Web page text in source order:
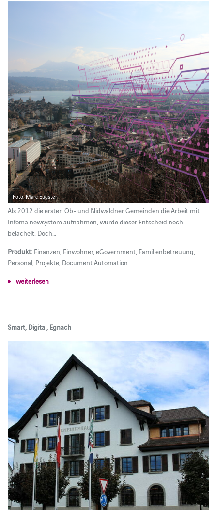
Foto: Marc Eugster
Als 2012 die ersten Ob- und Nidwaldner Gemeinden die Arbeit mit
Infoma newsystem aufnahmen, wurde dieser Entscheid noch
belächelt. Doch…
Produkt:Finanzen, Einwohner, eGovernment, Familienbetreuung,
Personal, Projekte, Document Automation
weiterlesen
Smart, Digital, Egnach